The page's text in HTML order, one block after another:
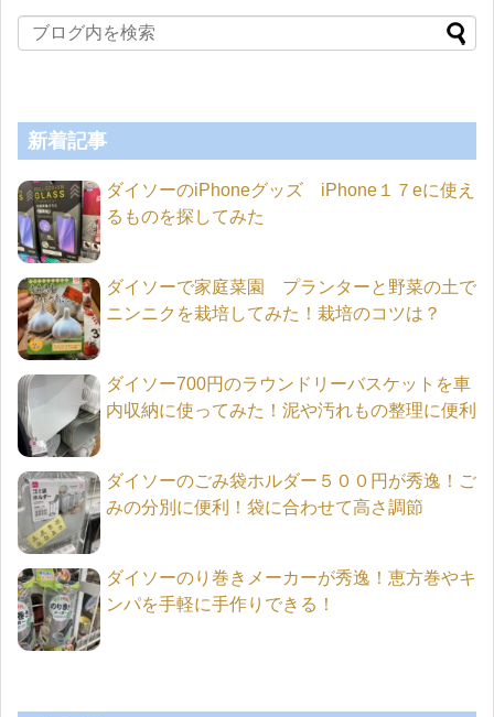
新着記事
ダイソーのiPhoneグッズ iPhone１７eに使え
るものを探してみた
ダイソーで家庭菜園 プランターと野菜の土で
ニンニクを栽培してみた！栽培のコツは？
ダイソー700円のラウンドリーバスケットを車
内収納に使ってみた！泥や汚れもの整理に便利
ダイソーのごみ袋ホルダー５００円が秀逸！ご
みの分別に便利！袋に合わせて高さ調節
ダイソーのり巻きメーカーが秀逸！恵方巻やキ
ンパを手軽に手作りできる！